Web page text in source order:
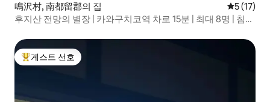
鳴沢村, 南都留郡의 집 평점 5점
5 (17)
후지산 전망의 별장 | 카와구치코역 차로 15분 | 최대 8명 | 침대
상위 게스트 선호
게스트 선호